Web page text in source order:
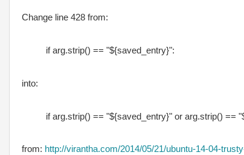
Change line 428 from:
if arg.strip() == "${saved_entry}":
into:
if arg.strip() == "${saved_entry}" or arg.strip() ==
from: http://virantha.com/2014/05/21/ubuntu-14-04-